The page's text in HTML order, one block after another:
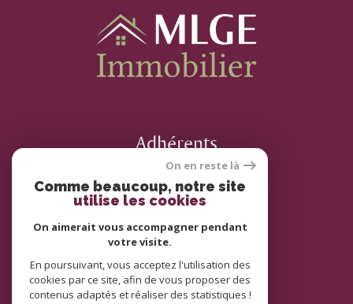
Adhérents
© 2022 Tous droits réservés
On en reste là
Comme beaucoup, notre site
utilise les cookies
On aimerait vous accompagner pendant
votre visite.
En poursuivant, vous acceptez l'utilisation des
cookies par ce site, afin de vous proposer des
contenus adaptés et réaliser des statistiques !